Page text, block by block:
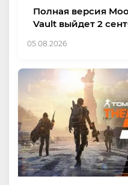
Полная версия
Vault выйдет 2
05.08.2026